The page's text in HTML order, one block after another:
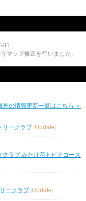
31
マップ修正を行いました。
外の情報更新一覧はこちら ＞
リークラブ
Update
ラブ みたけ花トピアコース
ークラブ [Update]